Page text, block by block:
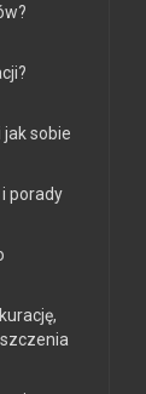
sobie
porady